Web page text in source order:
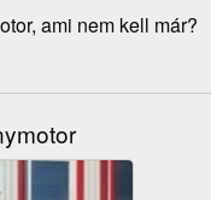
ami nem kell már?